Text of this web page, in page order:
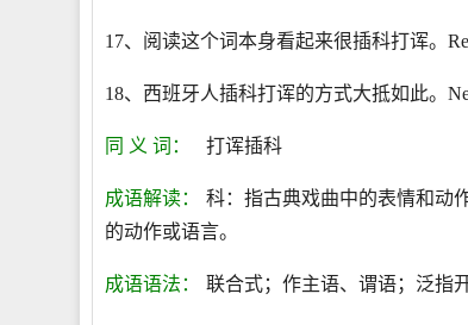
17、阅读这个词本身看起来很插科打诨。
18、西班牙人插科打诨的方式大抵如此。
同 义 词： 打诨插科
成语解读：
科：指古典戏曲中的表情和动
的动作或语言。
成语语法： 联合式；作主语、谓语；泛指